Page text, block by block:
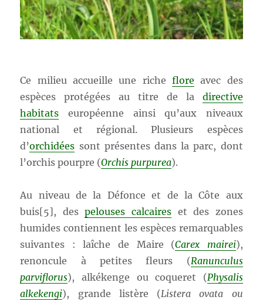
Ce milieu accueille une riche flore avec des
espèces protégées au titre de la directive
habitats européenne ainsi qu’aux niveaux
national et régional. Plusieurs espèces
d’orchidées sont présentes dans la parc, dont
l’orchis pourpre (Orchis purpurea).
Au niveau de la Défonce et de la Côte aux
buis[5], despelouses calcaires et des zones
humides contiennent les espèces remarquables
suivantes : laîche de Maire (Carex mairei),
renoncule à petites fleurs (Ranunculus
parviflorus), alkékenge ou coqueret (Physalis
alkekengi), grande listère (Listera ovata ou